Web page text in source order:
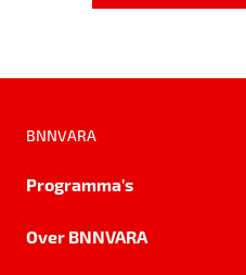
BNNVARA
Programma's
Over BNNVARA